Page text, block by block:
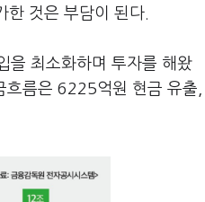
것은 부담이 된다.
을 최소화하며 투자를 해왔
름은 6225억원 현금 유출,